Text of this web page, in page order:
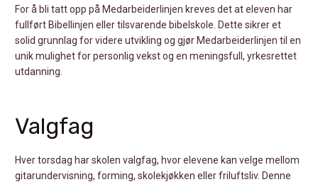
For å bli tatt opp på Medarbeiderlinjen kreves det at eleven har
fullført Bibellinjen eller tilsvarende bibelskole. Dette sikrer et
solid grunnlag for videre utvikling og gjør Medarbeiderlinjen til en
unik mulighet for personlig vekst og en meningsfull, yrkesrettet
utdanning.
Valgfag
Hver torsdag har skolen valgfag, hvor elevene kan velge mellom
gitarundervisning, forming, skolekjøkken eller friluftsliv. Denne